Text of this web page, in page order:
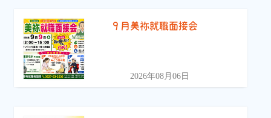
９月美祢就職面接会
2026年08月06日